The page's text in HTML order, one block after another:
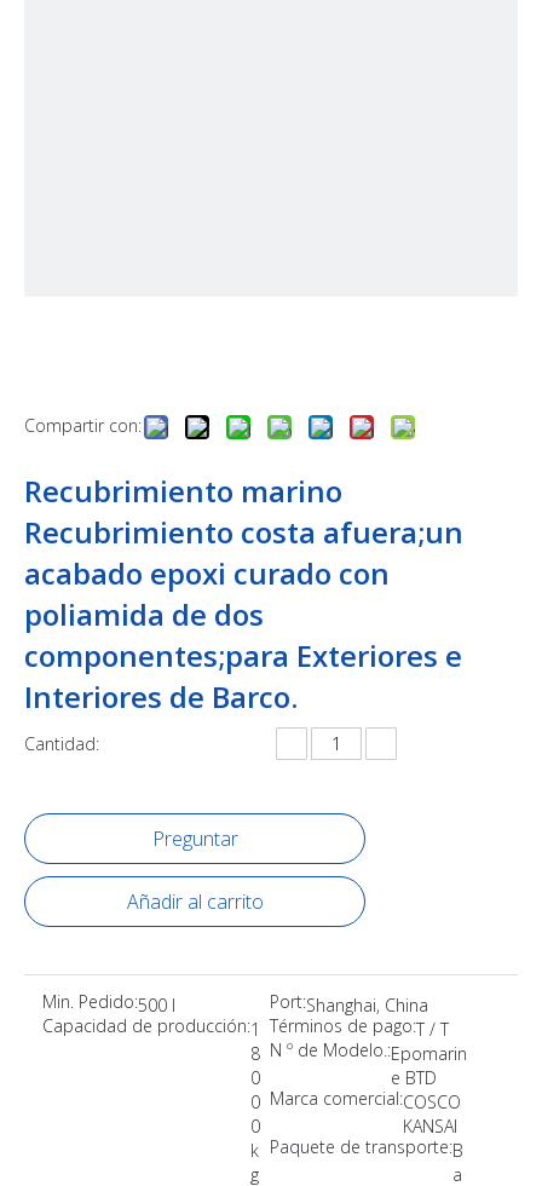
Compartir con:
Recubrimiento marino
Recubrimiento costa afuera;un
acabado epoxi curado con
poliamida de dos
componentes;para Exteriores e
Interiores de Barco.
Cantidad:
Preguntar
Añadir al carrito
Min. Pedido:500 l Port:Shanghai, China
Capacidad de producción:1
8
0
0
0
k
g
Términos de pago:T / T
N º de Modelo.:Epomarin
e BTD
Marca comercial:COSCO
KANSAI
Paquete de transporte:B
a